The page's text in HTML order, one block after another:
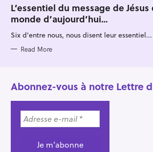
T
E
G
O
I
S
L’essentiel du message de Jésus
monde d’aujourd’hui…
Six d'entre nous, nous disent leur essentiel...
Read More
Abonnez-vous à notre Lettre